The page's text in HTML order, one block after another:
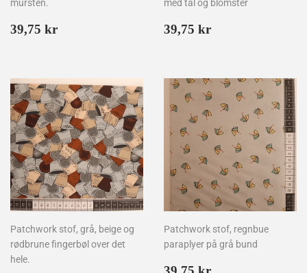
mursten.
Normalpris
39,75 kr
med tal og blomster
Normalpris
39,75 kr
Patchwork stof, grå, beige og
rødbrune fingerbøl over det
hele.
Patchwork stof, regnbue
paraplyer på grå bund
Normalpris